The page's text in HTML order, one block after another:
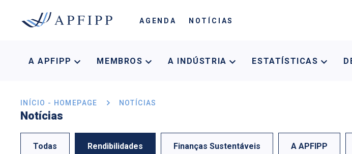
AGENDA NOTÍCIAS
A APFIPP MEMBROS A INDÚSTRIA ESTATÍSTICAS
INÍCIO - HOMEPAGE NOTÍCIAS
Notícias
Todas Rendibilidades Finanças Sustentáveis A APFIPP